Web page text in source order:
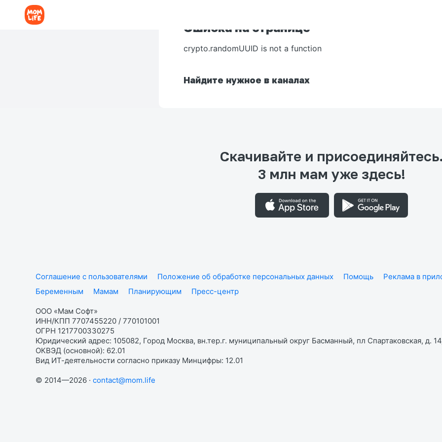
Ошибка на странице
crypto.randomUUID is not a function
Найдите нужное в каналах
Скачивайте и присоединяйтесь.
3 млн мам уже здесь!
Соглашение с пользователями Положение об обработке персональных данных Помощь Реклама в
Беременным
Мамам Планирующим Пресс-центр
ООО «Мам Софт»
ИНН/КПП 7707455220 / 770101001
ОГРН 1217700330275
Юридический адрес: 105082, Город Москва, вн.тер.г. муниципальный округ Басманный, пл Спартаковская, д.
ОКВЭД (основной): 62.01
Вид ИТ-деятельности согласно приказу Минцифры: 12.01
© 2014—2026 · contact@mom.life